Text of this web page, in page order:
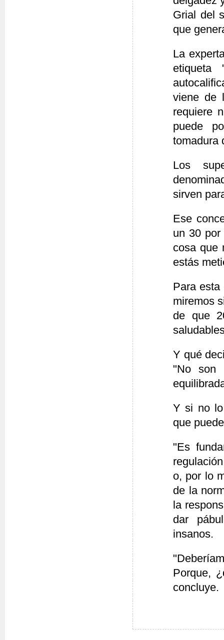
Grial del
que
La
viene de
requiere
puede
tomadura
Los
sirven
Ese
un 30
cosa que
estás
Para esta
miremos
de que
Y qué
"No son
Y si no lo
que
"Es
o, por lo
de la
la
dar
insanos.
Porque,
concluye.